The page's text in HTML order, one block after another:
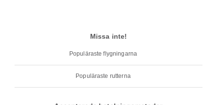
Missa inte!
Populäraste flygningarna
Populäraste rutterna